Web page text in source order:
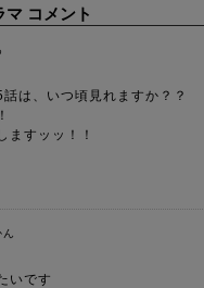
コメント
は、いつ頃見れますか？？
ますッッ！！
たいです